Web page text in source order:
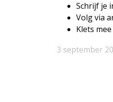
Schrijf je
Volg via
Klets
3 september